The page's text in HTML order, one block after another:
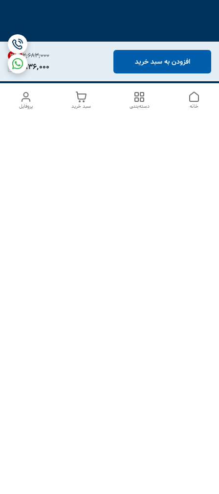
۲٬۶۸۳٬۰۰۰ 31%
1,836,000 افزودن به سبد خرید
پروفایل سبد خرید دسته‌بندی خانه